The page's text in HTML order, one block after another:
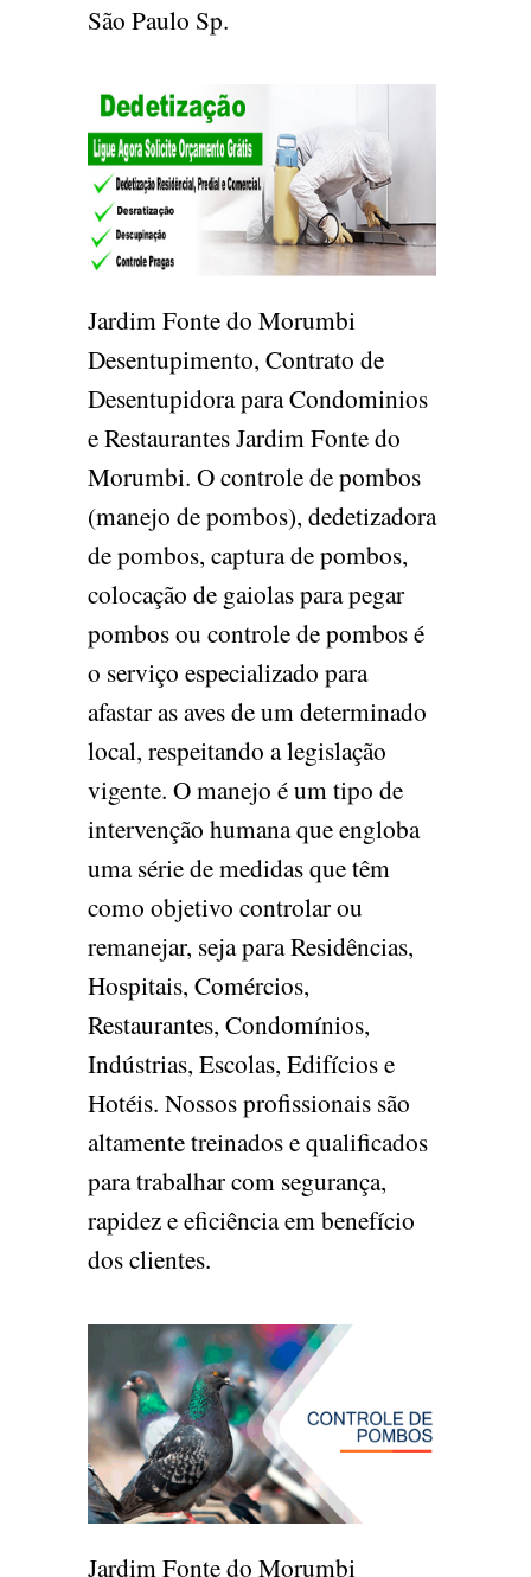
São Paulo Sp.
Jardim Fonte do Morumbi
Desentupimento, Contrato de
Desentupidora para Condominios
e Restaurantes Jardim Fonte do
Morumbi. O controle de pombos
(manejo de pombos), dedetizadora
de pombos, captura de pombos,
colocação de gaiolas para pegar
pombos ou controle de pombos é
o serviço especializado para
afastar as aves de um determinado
local, respeitando a legislação
vigente. O manejo é um tipo de
intervenção humana que engloba
uma série de medidas que têm
como objetivo controlar ou
remanejar, seja para Residências,
Hospitais, Comércios,
Restaurantes, Condomínios,
Indústrias, Escolas, Edifícios e
Hotéis. Nossos profissionais são
altamente treinados e qualificados
para trabalhar com segurança,
rapidez e eficiência em benefício
dos clientes.
Jardim Fonte do Morumbi